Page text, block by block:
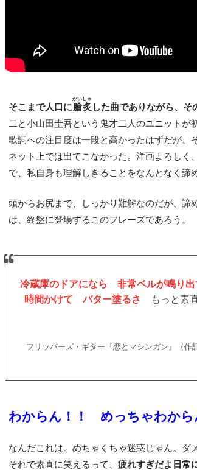
そこまで人口に膾炙
かいしゃ
した曲でありながら、
二と小山田圭吾という鬼才二人のユニットが
歌詞への注目度は一段と高かったはずだが、
ネット上では出てこなかった。洋画よろしく
で、私自身も理解しきることをなんとなく諦
頭からお尻まで、しっかり難解なのだが、諦
は、終盤に登場するこのフレーズであろう。
冷蔵庫のドアになら 非常ベルが鳴り出
時間かけて バター塗るさ もっと素
フリッパーズ・ギター『恋とマシンガン』（作
わからん！！ めっちゃわから
なんだこれは。めちゃくちゃ迷惑じゃん。ダ
それで素直に笑えるって、疲れすぎだよ日常